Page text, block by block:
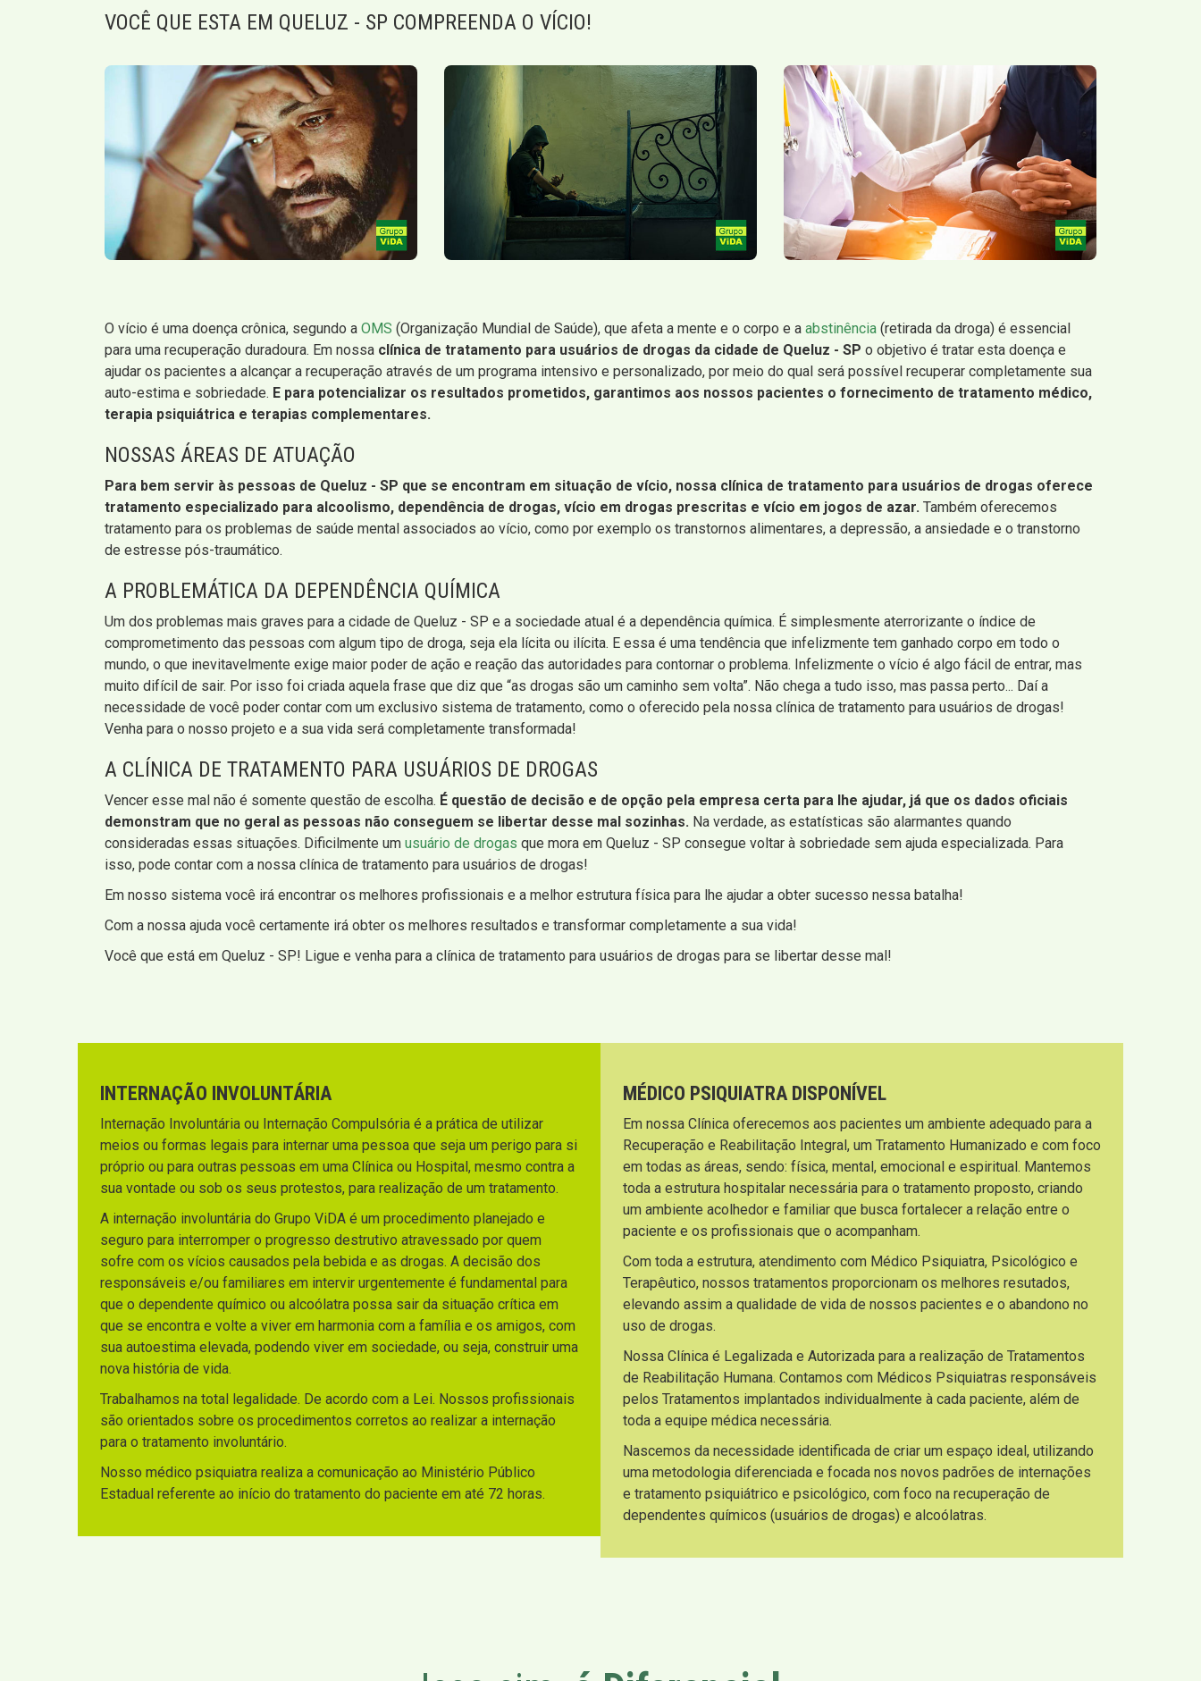
VOCÊ QUE ESTA EM QUELUZ - SP COMPREENDA O VÍCIO!
O vício é uma doença crônica, segundo a OMS (Organização Mundial de Saúde), que afeta a mente e o corpo e a abstinência (retirada da droga) é essencial
para uma recuperação duradoura. Em nossa clínica de tratamento para usuários de drogas da cidade de Queluz - SP o objetivo é tratar esta doença e
ajudar os pacientes a alcançar a recuperação através de um programa intensivo e personalizado, por meio do qual será possível recuperar completamente sua
auto-estima e sobriedade. E para potencializar os resultados prometidos, garantimos aos nossos pacientes o fornecimento de tratamento médico,
terapia psiquiátrica e terapias complementares.
NOSSAS ÁREAS DE ATUAÇÃO
Para bem servir às pessoas de Queluz - SP que se encontram em situação de vício, nossa clínica de tratamento para usuários de drogas oferece
tratamento especializado para alcoolismo, dependência de drogas, vício em drogas prescritas e vício em jogos de azar. Também oferecemos
tratamento para os problemas de saúde mental associados ao vício, como por exemplo os transtornos alimentares, a depressão, a ansiedade e o transtorno
de estresse pós-traumático.
A PROBLEMÁTICA DA DEPENDÊNCIA QUÍMICA
Um dos problemas mais graves para a cidade de Queluz - SP e a sociedade atual é a dependência química. É simplesmente aterrorizante o índice de
comprometimento das pessoas com algum tipo de droga, seja ela lícita ou ilícita. E essa é uma tendência que infelizmente tem ganhado corpo em todo o
mundo, o que inevitavelmente exige maior poder de ação e reação das autoridades para contornar o problema. Infelizmente o vício é algo fácil de entrar, mas
muito difícil de sair. Por isso foi criada aquela frase que diz que “as drogas são um caminho sem volta”. Não chega a tudo isso, mas passa perto... Daí a
necessidade de você poder contar com um exclusivo sistema de tratamento, como o oferecido pela nossa clínica de tratamento para usuários de drogas!
Venha para o nosso projeto e a sua vida será completamente transformada!
A CLÍNICA DE TRATAMENTO PARA USUÁRIOS DE DROGAS
Vencer esse mal não é somente questão de escolha. É questão de decisão e de opção pela empresa certa para lhe ajudar, já que os dados oficiais
demonstram que no geral as pessoas não conseguem se libertar desse mal sozinhas. Na verdade, as estatísticas são alarmantes quando
consideradas essas situações. Dificilmente um usuário de drogas que mora em Queluz - SP consegue voltar à sobriedade sem ajuda especializada. Para
isso, pode contar com a nossa clínica de tratamento para usuários de drogas!
Em nosso sistema você irá encontrar os melhores profissionais e a melhor estrutura física para lhe ajudar a obter sucesso nessa batalha!
Com a nossa ajuda você certamente irá obter os melhores resultados e transformar completamente a sua vida!
Você que está em Queluz - SP! Ligue e venha para a clínica de tratamento para usuários de drogas para se libertar desse mal!
INTERNAÇÃO INVOLUNTÁRIA
Internação Involuntária ou Internação Compulsória é a prática de utilizar
meios ou formas legais para internar uma pessoa que seja um perigo para si
próprio ou para outras pessoas em uma Clínica ou Hospital, mesmo contra a
sua vontade ou sob os seus protestos, para realização de um tratamento.
A internação involuntária do Grupo ViDA é um procedimento planejado e
seguro para interromper o progresso destrutivo atravessado por quem
sofre com os vícios causados pela bebida e as drogas. A decisão dos
responsáveis e/ou familiares em intervir urgentemente é fundamental para
que o dependente químico ou alcoólatra possa sair da situação crítica em
que se encontra e volte a viver em harmonia com a família e os amigos, com
sua autoestima elevada, podendo viver em sociedade, ou seja, construir uma
nova história de vida.
Trabalhamos na total legalidade. De acordo com a Lei. Nossos profissionais
são orientados sobre os procedimentos corretos ao realizar a internação
para o tratamento involuntário.
Nosso médico psiquiatra realiza a comunicação ao Ministério Público
Estadual referente ao início do tratamento do paciente em até 72 horas.
MÉDICO PSIQUIATRA DISPONÍVEL
Em nossa Clínica oferecemos aos pacientes um ambiente adequado para a
Recuperação e Reabilitação Integral, um Tratamento Humanizado e com foco
em todas as áreas, sendo: física, mental, emocional e espiritual. Mantemos
toda a estrutura hospitalar necessária para o tratamento proposto, criando
um ambiente acolhedor e familiar que busca fortalecer a relação entre o
paciente e os profissionais que o acompanham.
Com toda a estrutura, atendimento com Médico Psiquiatra, Psicológico e
Terapêutico, nossos tratamentos proporcionam os melhores resutados,
elevando assim a qualidade de vida de nossos pacientes e o abandono no
uso de drogas.
Nossa Clínica é Legalizada e Autorizada para a realização de Tratamentos
de Reabilitação Humana. Contamos com Médicos Psiquiatras responsáveis
pelos Tratamentos implantados individualmente à cada paciente, além de
toda a equipe médica necessária.
Nascemos da necessidade identificada de criar um espaço ideal, utilizando
uma metodologia diferenciada e focada nos novos padrões de internações
e tratamento psiquiátrico e psicológico, com foco na recuperação de
dependentes químicos (usuários de drogas) e alcoólatras.